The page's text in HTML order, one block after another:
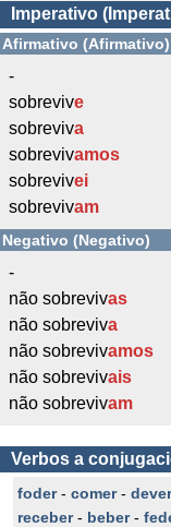
Imperativo
Afirmativo (Afirmativo)
-
sobrevive
sobreviva
sobrevivamos
sobrevivei
sobrevivam
Negativo (Negativo)
-
não sobrevivas
não sobreviva
não sobrevivamos
não sobrevivais
não sobrevivam
Verbos a
foder- comer- dever
receber- beber-